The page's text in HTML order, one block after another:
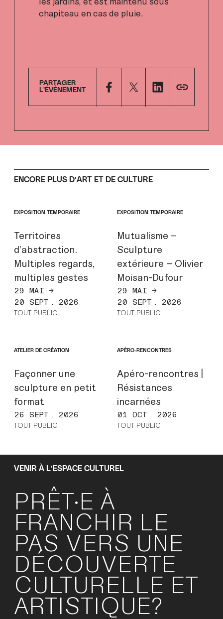
chapiteau en cas de pluie.
PARTAGER
L’ÉVÉNEMENT
ENCORE PLUS D’ART ET DE CULTURE
EXPOSITION TEMPORAIRE
Territoires
d’abstraction.
Multiples regards,
multiples gestes
29 MAI →
20 SEPT. 2026
TOUT PUBLIC
EXPOSITION TEMPORAIRE
Mutualisme –
Sculpture
extérieure – Olivier
Moisan-Dufour
29 MAI →
20 SEPT. 2026
TOUT PUBLIC
ATELIER DE CRÉATION
Façonner une
sculpture en petit
format
26 SEPT. 2026
TOUT PUBLIC
APÉRO-RENCONTRES
Apéro-rencontres |
Résistances
incarnées
01 OCT. 2026
TOUT PUBLIC
VENIR À L’ESPACE CULTUREL
PRÊT·E À
FRANCHIR LE
PAS VERS UNE
DÉCOUVERTE
CULTURELLE ET
ARTISTIQUE?